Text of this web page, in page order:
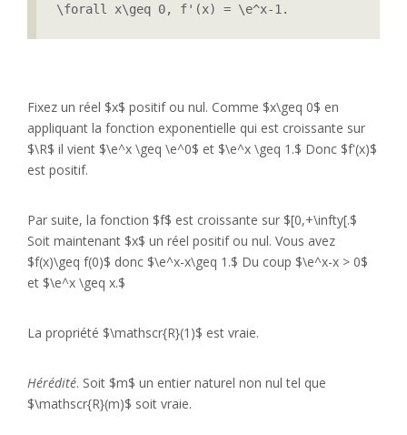
\forall x\geq 0, f'(x) = \e^x-1.
Fixez un réel $x$ positif ou nul. Comme $x\geq 0$ en
appliquant la fonction exponentielle qui est croissante sur
$\R$ il vient $\e^x \geq \e^0$ et $\e^x \geq 1.$ Donc $f'(x)$
est positif.
Par suite, la fonction $f$ est croissante sur $[0,+\infty[.$
Soit maintenant $x$ un réel positif ou nul. Vous avez
$f(x)\geq f(0)$ donc $\e^x-x\geq 1.$ Du coup $\e^x-x > 0$
et $\e^x \geq x.$
La propriété $\mathscr{R}(1)$ est vraie.
Hérédité. Soit $m$ un entier naturel non nul tel que
$\mathscr{R}(m)$ soit vraie.